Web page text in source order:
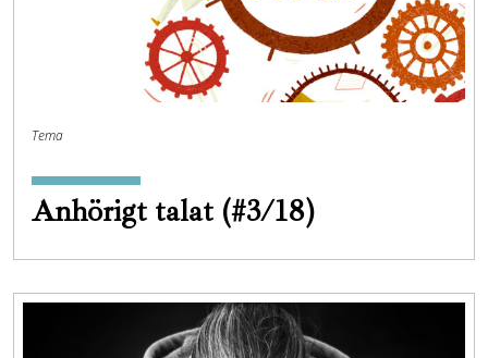
Tema
Anhörigt talat (#3/18)